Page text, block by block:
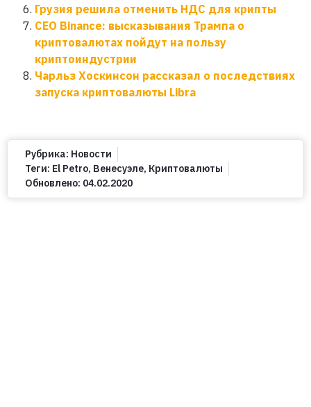
Грузия решила отменить НДС для крипты
CEO Binance: высказывания Трампа о
криптовалютах пойдут на пользу
криптоиндустрии
Чарльз Хоскинсон рассказал о последствиях
запуска криптовалюты Libra
Рубрика: Новости
Теги: El Petro, Венесуэле, Криптовалюты
Обновлено: 04.02.2020